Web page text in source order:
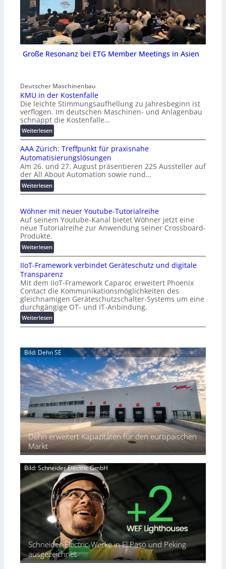
Große Resonanz bei ETG Member Meetings in Asien
Deutscher Maschinenbau
KMU in der Kostenfalle
Die leichte Stimmungsaufhellung zu Jahresbeginn ist
verflogen. Im deutschen Maschinen- und Anlagenbau
schnappt die Kostenfalle…
Weiterlesen:
K
M
U
i
n
d
e
K
o
s
e
n
f
a
l
l
e
AAA Zürich: Treffpunkt für praxisnahe
Automatisierungslösungen
Am 26. und 27. August präsentieren 225 Aussteller auf
der All About Automation sowie rund…
Weiterlesen:
A
A
Z
ü
i
c
h
:
T
r
e
f
f
p
n
k
t
f
ü
r
p
r
a
i
s
n
a
h
e
A
u
t
o
m
a
t
i
Wöhner mit neuer Youtube-Tutorialreihe
Auf seinem Youtube-Kanal bietet Wöhner jetzt eine
neue Tutorialreihe zur Anwendung seiner Crossboard-
Produkte.
Weiterlesen:
W
ö
h
n
e
r
m
i
t
e
u
e
r
Y
o
u
u
b
e
-
T
u
t
o
r
i
a
r
e
i
h
e
IIoT-Framework verbindet Geräteschutz und digitale
Transparenz
Mit dem IIoT-Framework Caparoc erweitert Phoenix
Contact die Kommunikationsmöglichkeiten des
gleichnamigen Geräteschutzschalter-Systems um eine
durchgängige OT- und IT-Anbindung.
Weiterlesen:
I
T
-
F
r
a
m
e
w
o
r
v
e
r
b
i
n
d
e
t
G
e
r
ä
Bild: Dehn SE
Dehn erweitert Kapazitäten für den europäischen
Markt
Bild: Schneider Electric GmbH
Schneider-Electric-Werke in El Paso und Peking
ausgezeichnet